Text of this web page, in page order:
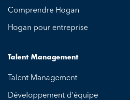
Comprendre Hogan
Hogan pour entreprise
Talent Management
Talent Management
Développement d'équipe